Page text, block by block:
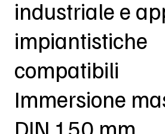
industriale e
impiantistiche
compatibili
Immersione
DIN 150 mm